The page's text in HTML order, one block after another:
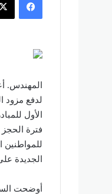
المهندس.
لدفع مزود
فترة
الجديدة
أوضحت